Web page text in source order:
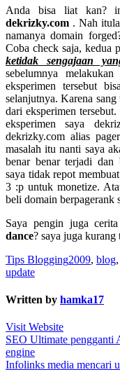
Anda bisa liat kan?
dekrizky.com . Nah
namanya domain
Coba check saja, kedua
ketidak sengajaan
sebelumnya melakukan
eksperimen tersebut
selanjutnya. Karena
dari eksperimen
eksperimen saya
dekrizky.com alias
masalah itu nanti saya
benar benar terjadi dan
saya tidak repot
3 :p untuk monetize.
beli domain berpagerank
Saya pengin juga
dance? saya juga kurang
Tips Blogging2009, blog,
update
Written by hamka17
Visit Website
Post
navigation
SEO Ultimate pengganti
engine
Infolinks media mencari